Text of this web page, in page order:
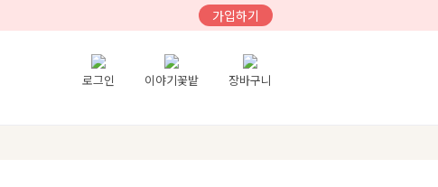
가입하기
로그인 이야기꽃밭 장바구니